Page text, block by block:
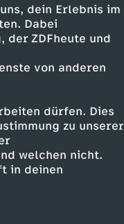
dein Erlebnis im
Dabei
der ZDFheute und
von anderen
dürfen. Dies
zu unserer
welchen nicht.
in deinen